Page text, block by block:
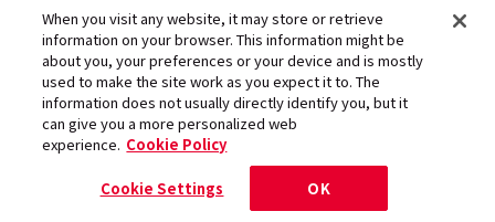
When you visit any website, it may store or retrieve
information on your browser. This information might be
about you, your preferences or your device and is mostly
used to make the site work as you expect it to. The
information does not usually directly identify you, but it
can give you a more personalized web
experience. Cookie Policy
Cookie Settings OK